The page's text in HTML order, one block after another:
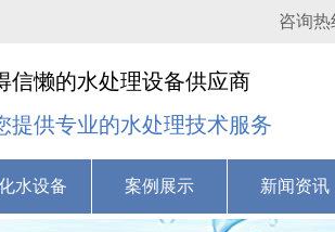
咨询热
信懒的水处理设备供应商
提供专业的水处理技术服务
水设备 案例展示 新闻资讯